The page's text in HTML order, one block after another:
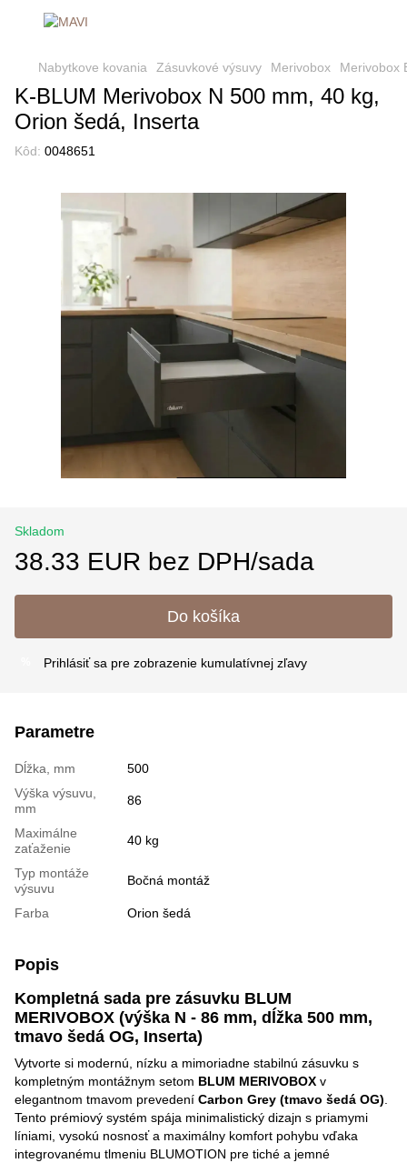
Nabytkove kovania Zásuvkové výsuvy Merivobox Merivobox
K-BLUM Merivobox N 500 mm, 40 kg,
Orion šedá, Inserta
Kôd: 0048651
Skladom
38.33 EUR bez DPH/sada
Do košíka
Prihlásiť sa pre zobrazenie kumulatívnej zľavy
Parametre
Dĺžka, mm
500
Výška výsuvu,
mm
86
Maximálne
zaťaženie
40 kg
Typ montáže
výsuvu
Bočná montáž
Farba Orion šedá
Popis
Kompletná sada pre zásuvku BLUM
MERIVOBOX (výška N - 86 mm, dĺžka 500 mm,
tmavo šedá OG, Inserta)
Vytvorte si modernú, nízku a mimoriadne stabilnú zásuvku s
kompletným montážnym setom BLUM MERIVOBOX v
elegantnom tmavom prevedení Carbon Grey (tmavo šedá OG)
Tento prémiový systém spája minimalistický dizajn s priamymi
líniami, vysokú nosnosť a maximálny komfort pohybu vďaka
integrovanému tlmeniu BLUMOTION pre tiché a jemné